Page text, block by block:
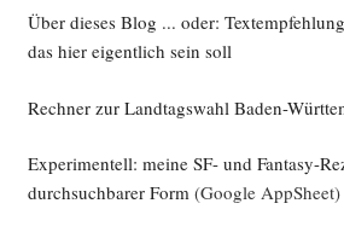
Über dieses Blog ... oder:
das hier eigentlich sein soll
Rechner zur Landtagswahl Baden-
Experimentell: meine SF- und Fantasy-
durchsuchbarer Form(Google AppSheet)